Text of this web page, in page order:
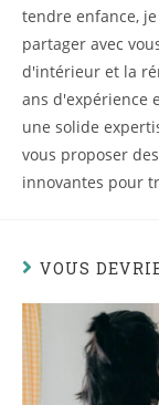
tendre enfance,
partager avec
d'intérieur et la
ans d'expérience
une solide
vous proposer
innovantes pour
VOUS